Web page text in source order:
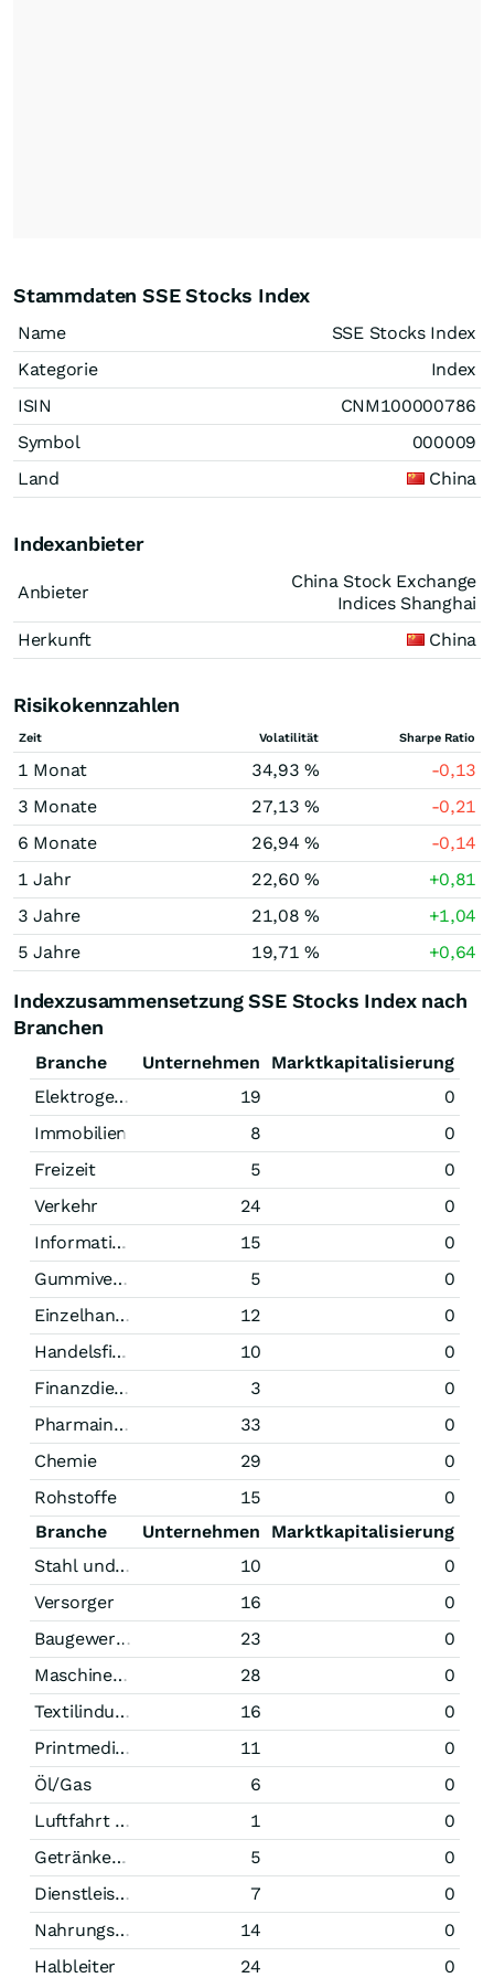
Stammdaten SSE Stocks Index
Name
SSE Stocks Index
Kategorie
Index
ISIN
CNM100000786
Symbol
000009
Land
China
Indexanbieter
Anbieter
China Stock Exchange
Indices Shanghai
Herkunft
China
Risikokennzahlen
Zeit Volatilität Sharpe Ratio
1 Monat 34,93 %
-0,13
3 Monate
27,13 %
-0,21
6 Monate
26,94 %
-0,14
1 Jahr
22,60 %
+0,81
3 Jahre
21,08 %
+1,04
5 Jahre
19,71 % +0,64
Indexzusammensetzung SSE Stocks Index nach
Branchen
Branche Unternehmen
Marktkapitalisierung
Elektrogeräte
19
0
Immobilien
8
0
Freizeit
5
0
Verkehr
24
0
Informationstechnologie
15
0
Gummiverarbeitung
5
0
Einzelhandel
12
0
Handelsfirmen
10
0
Finanzdienstleistungen
3
0
Pharmaindustrie
33
0
Chemie
29
0
Rohstoffe
15
0
Branche
Unternehmen
Marktkapitalisierung
Stahl und Bergbau
10
0
Versorger
16
0
Baugewerbe
23
0
Maschinenbau
28
0
Textilindustrie
16
0
Printmedien
11
0
Öl/Gas
6
0
Luftfahrt und Raumfahrt
1
0
Getränke/Tabak
5
0
Dienstleistungen
7
0
Nahrungsmittel
14
0
Halbleiter
24 0